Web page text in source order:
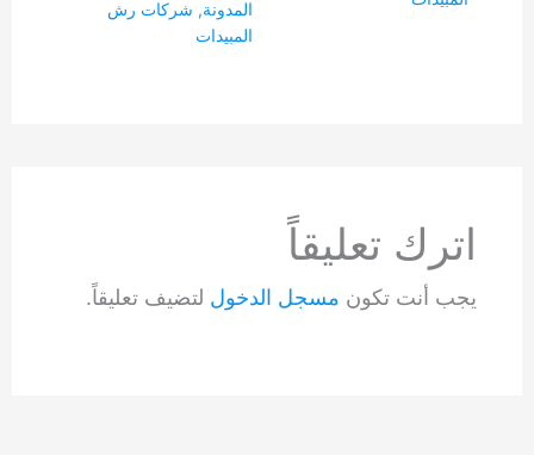
المدونة, شركات رش
المبيدات
اترك تعليقاً
يجب أنت تكون مسجل الدخول لتضيف تعليقاً.